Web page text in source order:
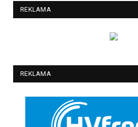
REKLAMA
REKLAMA